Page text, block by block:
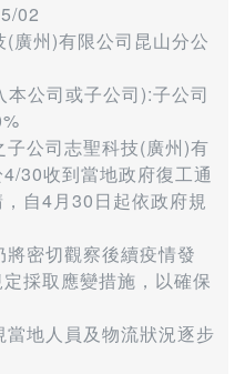
02
廣州)有限公司昆山分公
公司或子公司):子公司
公司志聖科技(廣州)有
30收到當地政府復工通
自4月30日起依政府規
密切觀察後續疫情發
採取應變措施，以確保
地人員及物流狀況逐步